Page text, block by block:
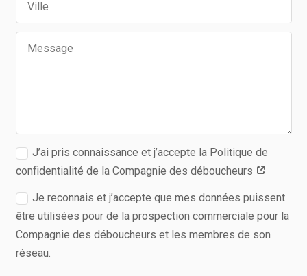
J’ai pris connaissance et j’accepte la Politique de
confidentialité de la Compagnie des déboucheurs
Je reconnais et j’accepte que mes données puissent
être utilisées pour de la prospection commerciale pour la
Compagnie des déboucheurs et les membres de son
réseau.